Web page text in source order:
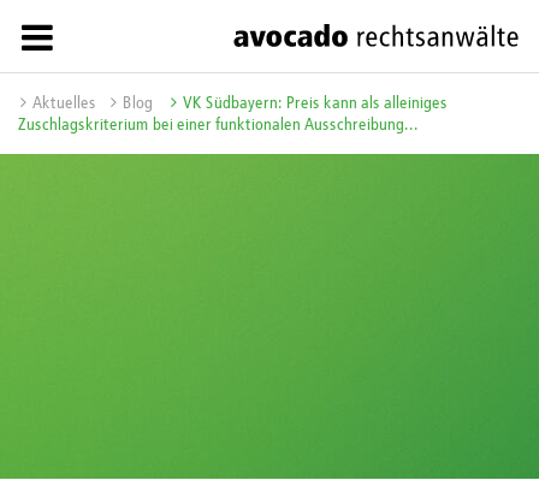
Aktuelles Blog
VK Südbayern: Preis kann als alleiniges
Zuschlagskriterium bei einer funktionalen Ausschreibung...